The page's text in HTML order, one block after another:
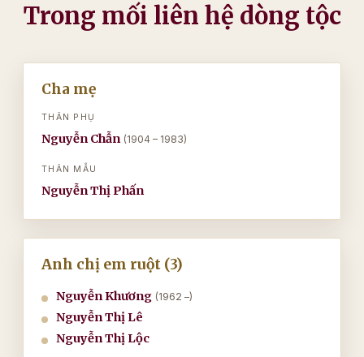
Trong mối liên hệ dòng tộc
Cha mẹ
THÂN PHỤ
Nguyễn Chẫn (1904 – 1983)
THÂN MẪU
Nguyễn Thị Phấn
Anh chị em ruột (3)
Nguyễn Khương (1962 –)
Nguyễn Thị Lê
Nguyễn Thị Lộc